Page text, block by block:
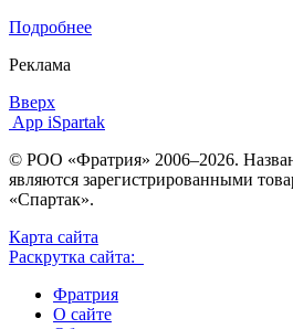
Подробнее
Реклама
Вверх
App iSpartak
© РОО «Фратрия» 2006–2026.
являются зарегистрированными
«Спартак».
Карта сайта
Раскрутка сайта:
Фратрия
О сайте